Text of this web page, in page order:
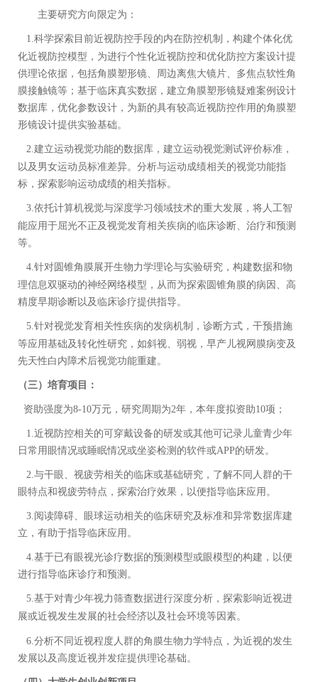
主要研究方向限定为：
1. 科学探索目前近视防控手段的内在防控机制，构建个体化优
化近视防控模型，为进行个性化近视防控和优化防控方案设计提
供理论依据，包括角膜塑形镜、周边离焦大镜片、多焦点软性角
膜接触镜等； 基于临床真实数据，建立角膜塑形镜疑难案例 设计
数据库，优化参数设计， 为新的具有较高近视防控作用的角膜塑
形镜设计提供实验基础 。
2. 建立运动视觉功能的数据库，建立运动视觉测试评价标准，
以及男女运动员标准差异。分析与运动成绩相关的视觉功能指
标，探索影响运动成绩的相关指标。
3. 依托计算机视觉与深度学习领域技术的重大发展，将人工智
能应用于屈光不正及视觉发育相关疾病的临床诊断、治疗和预测
等。
4. 针对圆锥角膜展开生物力学理论与实验研究，构建数据和物
理信息双驱动的神经网络模型，从而为探索圆锥角膜的病因、高
精度早期诊断以及临床诊疗提供指导。
5. 针对视觉发育相关性疾病的发病机制 ， 诊断方式，干预措施
等应用基础及转化性研究 ， 如斜视、弱视，早产儿视网膜病变及
先天性白内障术后视觉功能重建。
（三）培育项目：
资助强度为8-10万元，研究周期为2年，本年度拟资助10项；
1. 近视防控相关的可穿戴设备的研发或其他可记录儿童青少年
日常用眼情况或睡眠情况或坐姿检测的软件或APP的研发。
2. 与干眼、视疲劳相关的临床或基础研究，了解不同人群的干
眼特点和视疲劳特点，探索治疗效果，以便指导临床应用。
3. 阅读障碍、眼球运动相关的临床研究及标准和异常数据库建
立，有助于指导临床应用。
4. 基于已有眼视光诊疗数据的预测 模型或眼模型的构建，以便
进行指导临床诊疗和预测。
5. 基于对青少年视力筛查数据进行深度分析，探索影响近视进
展或近视发生发展的社会经济以及社会环境等因素。
6. 分析不同近视程度人群的角膜生物力学特点，为近视的发生
发展以及高度近视并发症提供理论基础。